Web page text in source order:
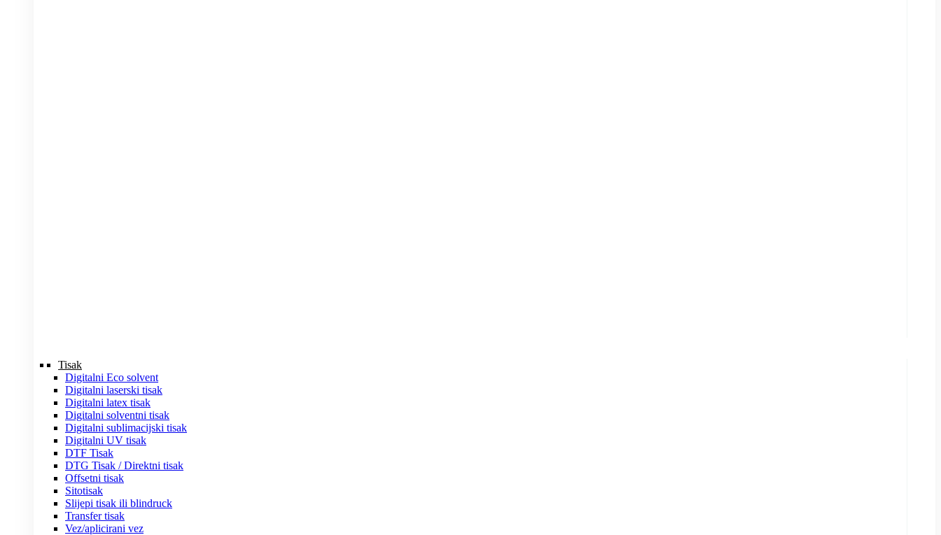
Tisak
Digitalni Eco solvent
Digitalni laserski tisak
Digitalni latex tisak
Digitalni solventni tisak
Digitalni sublimacijski tisak
Digitalni UV tisak
DTF Tisak
DTG Tisak / Direktni tisak
Offsetni tisak
Sitotisak
Slijepi tisak ili blindruck
Transfer tisak
Vez/aplicirani vez